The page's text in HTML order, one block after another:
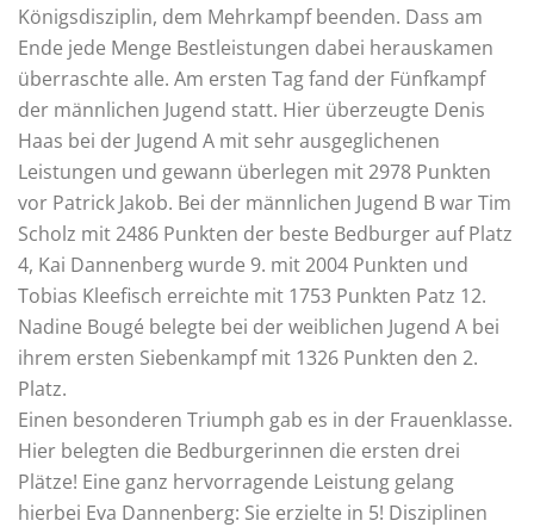
Königsdisziplin, dem Mehrkampf beenden. Dass am
Ende jede Menge Bestleistungen dabei herauskamen
überraschte alle. Am ersten Tag fand der Fünfkampf
der männlichen Jugend statt. Hier überzeugte Denis
Haas bei der Jugend A mit sehr ausgeglichenen
Leistungen und gewann überlegen mit 2978 Punkten
vor Patrick Jakob. Bei der männlichen Jugend B war Tim
Scholz mit 2486 Punkten der beste Bedburger auf Platz
4, Kai Dannenberg wurde 9. mit 2004 Punkten und
Tobias Kleefisch erreichte mit 1753 Punkten Patz 12.
Nadine Bougé belegte bei der weiblichen Jugend A bei
ihrem ersten Siebenkampf mit 1326 Punkten den 2.
Platz.
Einen besonderen Triumph gab es in der Frauenklasse.
Hier belegten die Bedburgerinnen die ersten drei
Plätze! Eine ganz hervorragende Leistung gelang
hierbei Eva Dannenberg: Sie erzielte in 5! Disziplinen